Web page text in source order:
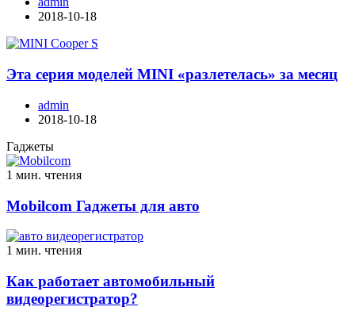
2018-10-18
Эта серия моделей MINI «разлетелась» за месяц
admin
2018-10-18
Гаджеты
1 мин. чтения
Mobilcom Гаджеты для авто
1 мин. чтения
Как работает автомобильный
видеорегистратор?